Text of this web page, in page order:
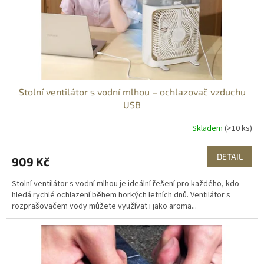
Stolní ventilátor s vodní mlhou – ochlazovač vzduchu
USB
Skladem (>10 ks)
909 Kč DETAIL
Stolní ventilátor s vodní mlhou je ideální řešení pro každého, kdo
hledá rychlé ochlazení během horkých letních dnů. Ventilátor s
rozprašovačem vody můžete využívat i jako aroma...